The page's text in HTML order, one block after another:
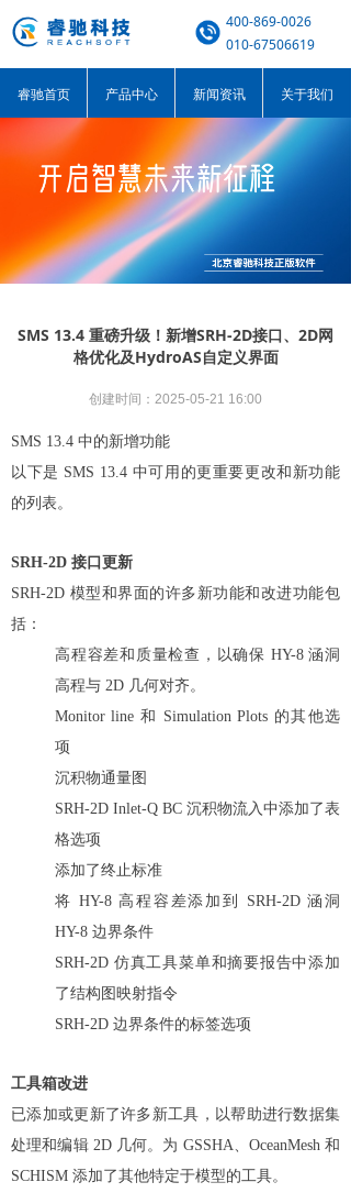
400-869-0026
010-67506619
睿驰首页 产品中心 新闻资讯 关于我们
SMS 13.4 重磅升级！新增SRH-2D接口、2D网
格优化及HydroAS自定义界面
SMS 13.4 中的新增功能
以下是 SMS 13.4 中可用的更重要更改和新功能
的列表。
SRH-2D 接口更新
SRH-2D 模型和界面的许多新功能和改进功能包
括：
高程容差和质量检查，以确保 HY-8 涵洞
高程与 2D 几何对齐。
Monitor line 和 Simulation Plots 的其他选
项
沉积物通量图
SRH-2D Inlet-Q BC 沉积物流入中添加了表
格选项
添加了终止标准
将 HY-8 高程容差添加到 SRH-2D 涵洞
HY-8 边界条件
SRH-2D 仿真工具菜单和摘要报告中添加
了结构图映射指令
SRH-2D 边界条件的标签选项
工具箱改进
已添加或更新了许多新工具，以帮助进行数据集
处理和编辑 2D 几何。为 GSSHA、OceanMesh 和
SCHISM 添加了其他特定于模型的工具。
创建时间： 2025-05-21 16:00